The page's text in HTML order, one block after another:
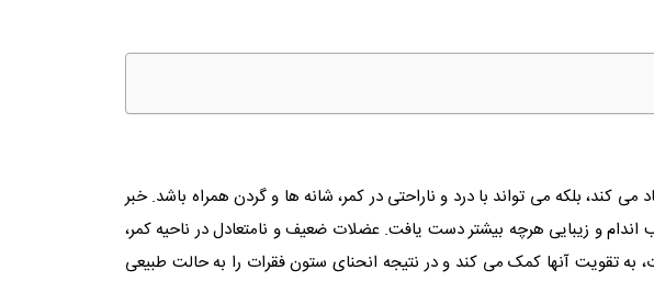
کند، بلکه می ‌تواند با درد و ناراحتی در کمر، شانه‌ ها و گردن همراه باشد. خبر
و زیبایی هرچه بیشتر دست یافت. عضلات ضعیف و نامتعادل در ناحیه کمر،
به تقویت آنها کمک می ‌کند و در نتیجه انحنای ستون فقرات را به حالت طبیعی